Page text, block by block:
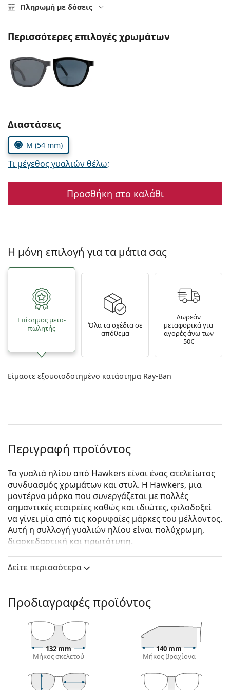
Persol
Πληρωμή με δόσεις
Περισσότερες επιλογές χρωμάτων
Συμπληρώστε τις παράμετρους
Διαστάσεις
M (54 mm)
Τι μέγεθος γυαλιών θέλω;
Προσθήκη στο καλάθι
Η μόνη επιλογή για τα μάτια σας
Επίσημος μετα­
πωλητής
Όλα τα σχέδια σε
απόθεμα
Δωρεάν
μεταφορικά για
αγορές άνω των
50€
Είμαστε εξουσιοδοτημένο κατάστημα Ray-Ban
Περιγραφή προϊόντος
Τα γυαλιά ηλίου από Hawkers είναι ένας ατελείωτος
συνδυασμός χρωμάτων και στυλ. Η Hawkers, μια
μοντέρνα μάρκα που συνεργάζεται με πολλές
σημαντικές εταιρείες καθώς και ιδιώτες, φιλοδοξεί
να γίνει μία από τις κορυφαίες μάρκες του μέλλοντος.
Αυτή η συλλογή γυαλιών ηλίου είναι πολύχρωμη,
διασκεδαστική και πρωτότυπη.
Hawkers One Polarized Carbono Darkείναι unisex
γυαλιά ηλίου.
με τη λειτουργία του Εικονικού καθρέφτη του
Lentiamo.
Σκελετός γυαλιών ηλίου
Το μαύρο χρώμα του σκελετού ταιριάζει απόλυτα
με το δροσερό χρώμα του δέρματος και τα ανοιχτά
Οι τετράγωνοι σκελετοί γυαλιών ηλίουείναι
Δείτε περισσότερα
Προδιαγραφές προϊόντος
132 mm
Μήκος σκελετού
140 mm
Μήκος βραχίονα